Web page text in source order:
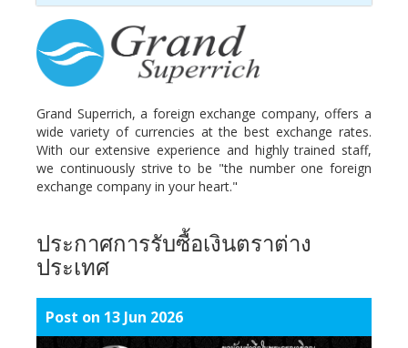
Grand Superrich, a foreign exchange company, offers a
wide variety of currencies at the best exchange rates.
With our extensive experience and highly trained staff,
we continuously strive to be "the number one foreign
exchange company in your heart."
ประกาศการรับซื้อเงินตราต่าง
ประเทศ
Post on 13 Jun 2026